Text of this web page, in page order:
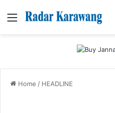
Menu
Home / HEADLINE